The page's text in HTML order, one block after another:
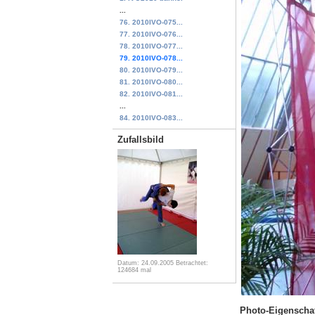
76. 2010IVO-075...
77. 2010IVO-076...
78. 2010IVO-077...
79. 2010IVO-078...
80. 2010IVO-079...
81. 2010IVO-080...
82. 2010IVO-081...
84. 2010IVO-083...
Zufallsbild
Datum: 24.09.2005 Betrachtet:
124684 mal
Photo-